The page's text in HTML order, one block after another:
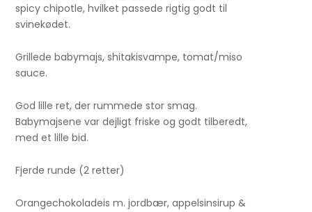
spicy chipotle, hvilket passede rigtig godt til
svinekødet.
Grillede babymajs, shitakisvampe, tomat/miso
sauce.
God lille ret, der rummede stor smag.
Babymajsene var dejligt friske og godt tilberedt,
med et lille bid.
Fjerde runde (2 retter)
Orangechokoladeis m. jordbær, appelsinsirup &